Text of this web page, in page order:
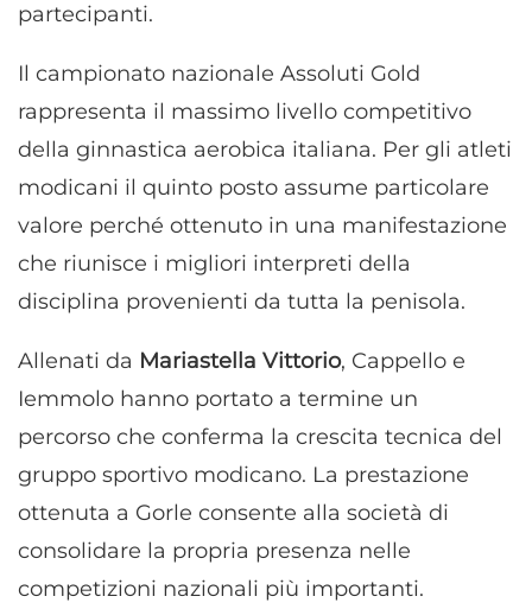
partecipanti.
Il campionato nazionale Assoluti Gold
rappresenta il massimo livello competitivo
della ginnastica aerobica italiana. Per gli atleti
modicani il quinto posto assume particolare
valore perché ottenuto in una manifestazione
che riunisce i migliori interpreti della
disciplina provenienti da tutta la penisola.
Allenati da Mariastella Vittorio, Cappello e
Iemmolo hanno portato a termine un
percorso che conferma la crescita tecnica del
gruppo sportivo modicano. La prestazione
ottenuta a Gorle consente alla società di
consolidare la propria presenza nelle
competizioni nazionali più importanti.